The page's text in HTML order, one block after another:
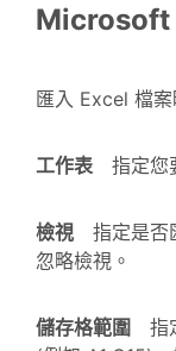
Microsoft
匯入 Excel 檔
工作表 指定您
檢視
指定是否
忽略檢視。
儲存格範圍
指